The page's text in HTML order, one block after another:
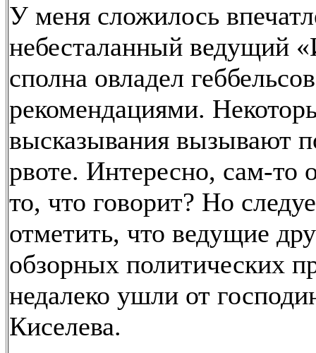
У меня сложилось
небесталанный ведущий
сполна овладел
рекомендациями.
высказывания вызывают
рвоте. Интересно, сам-то
то, что говорит? Но
отметить, что ведущие
обзорных политических
недалеко ушли от
Киселева.